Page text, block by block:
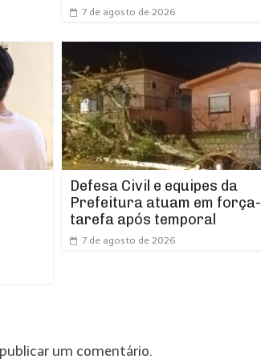
7 de agosto de 2026
Defesa Civil e equipes da
Prefeitura atuam em força-
tarefa após temporal
7 de agosto de 2026
um comentário.